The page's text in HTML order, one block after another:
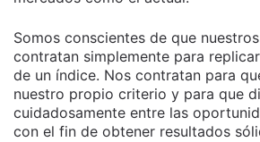
Somos conscientes de que
contratan simplemente para
de un índice. Nos contratan para
nuestro propio criterio y para que
cuidadosamente entre las
con el fin de obtener resultados